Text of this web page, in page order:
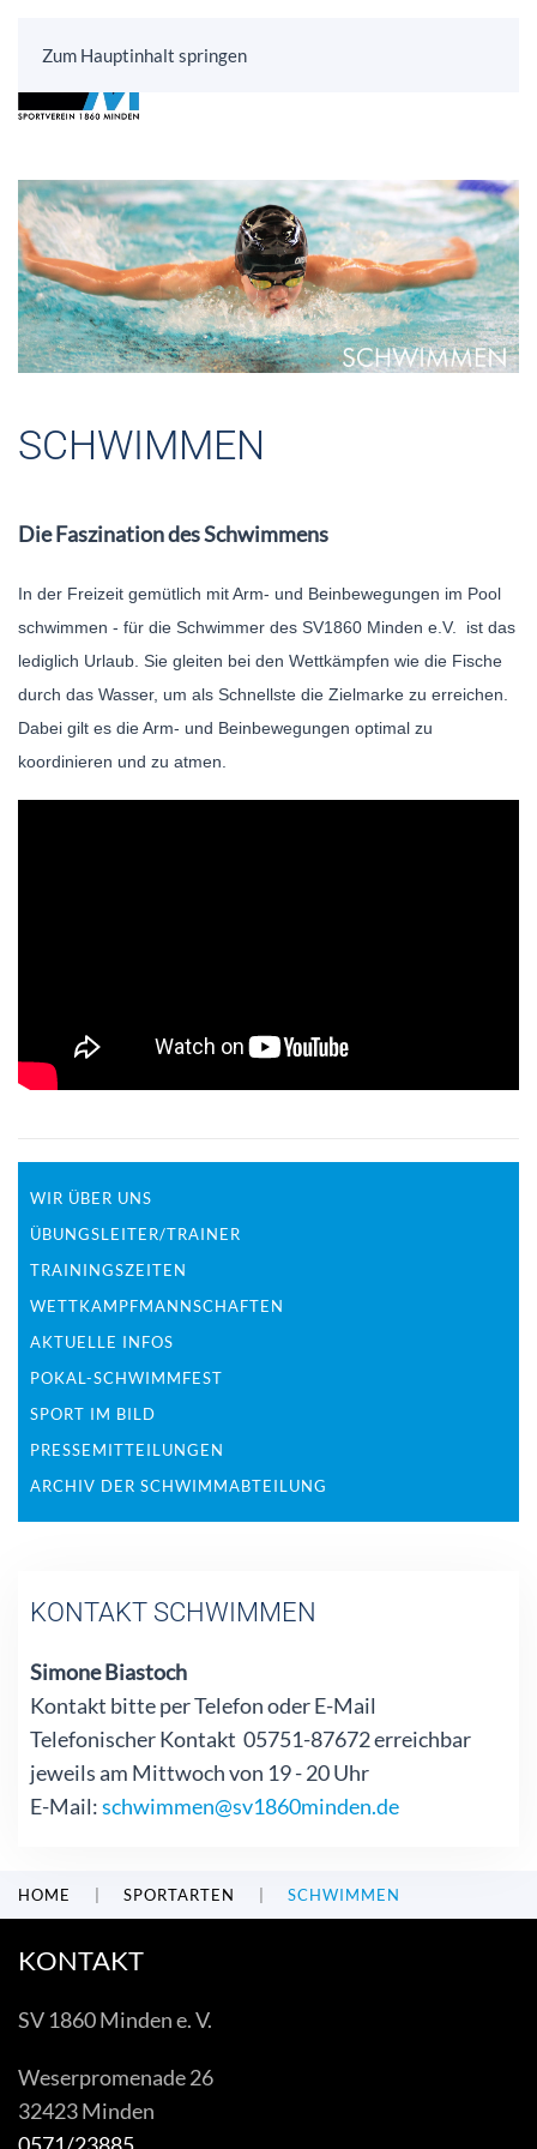
Zum Hauptinhalt springen
SCHWIMMEN
Die Faszination des Schwimmens
In der Freizeit gemütlich mit Arm- und Beinbewegungen im Pool
schwimmen - für die Schwimmer des SV1860 Minden e.V. ist das
lediglich Urlaub. Sie gleiten bei den Wettkämpfen wie die Fische
durch das Wasser, um als Schnellste die Zielmarke zu erreichen.
Dabei gilt es die Arm- und Beinbewegungen optimal zu
koordinieren und zu atmen.
WIR ÜBER UNS
ÜBUNGSLEITER/TRAINER
TRAININGSZEITEN
WETTKAMPFMANNSCHAFTEN
AKTUELLE INFOS
POKAL-SCHWIMMFEST
SPORT IM BILD
PRESSEMITTEILUNGEN
ARCHIV DER SCHWIMMABTEILUNG
KONTAKT SCHWIMMEN
Simone Biastoch
Kontakt bitte per Telefon oder E-Mail
Telefonischer Kontakt 05751-87672 erreichbar
jeweils am Mittwoch von 19 - 20 Uhr
E-Mail:schwimmen@sv1860minden.de
HOME SPORTARTEN SCHWIMMEN
KONTAKT
SV 1860 Minden e. V.
Weserpromenade 26
32423 Minden
0571/23885